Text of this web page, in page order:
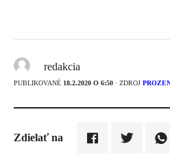
redakcia
PUBLIKOVANÉ 18.2.2020 O 6:50 · ZDROJ
Zdielať na